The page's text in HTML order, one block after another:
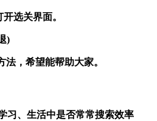
选关界面。
)
法，希望能帮助大家。
习、生活中是否常常搜索效率